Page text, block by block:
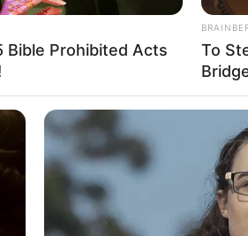
Bible Prohibited Acts
To